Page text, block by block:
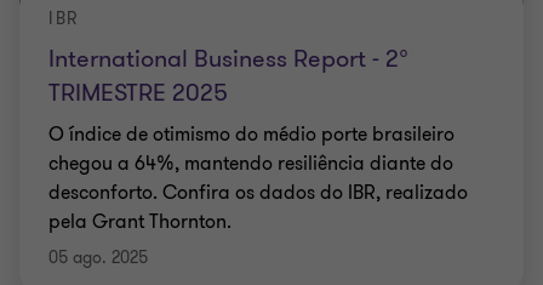
International Business Report - 2°
TRIMESTRE 2025
IBR
O índice de otimismo do médio porte brasileiro
chegou a 64%, mantendo resiliência diante do
desconforto. Confira os dados do IBR, realizado
pela Grant Thornton.
05 ago. 2025